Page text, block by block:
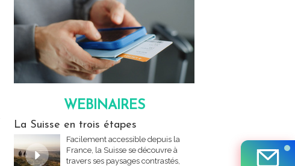
WEBINAIRES
La Suisse en trois étapes
Facilement accessible depuis la
France, la Suisse se découvre à
travers ses paysages contrastés,